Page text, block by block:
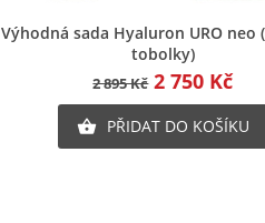
Rychlý náhled
Výhodná sada Hyaluron URO neo
tobolky)
2 895 Kč 2 750 Kč
 PŘIDAT DO KOŠÍKU